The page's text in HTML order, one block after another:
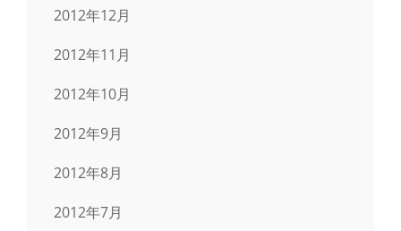
2012年12月
2012年11月
2012年10月
2012年9月
2012年8月
2012年7月